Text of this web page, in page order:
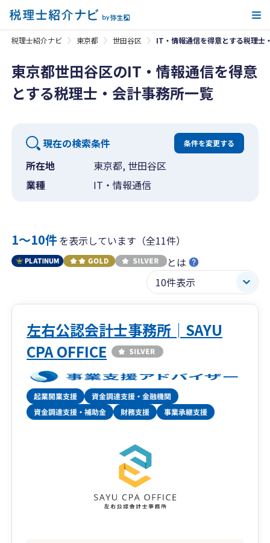
税理士紹介ナビ 東京都 世田谷区 IT・情報通信を得意とする税理士
東京都世田谷区のIT・情報通信を得意
とする税理士・会計事務所一覧
現在の検索条件 条件を変更する
所在地
東京都, 世田谷区
業種
IT・情報通信
1〜10件を表示しています（全11件）
とは
左右公認会計士事務所│SAYU
CPA OFFICE